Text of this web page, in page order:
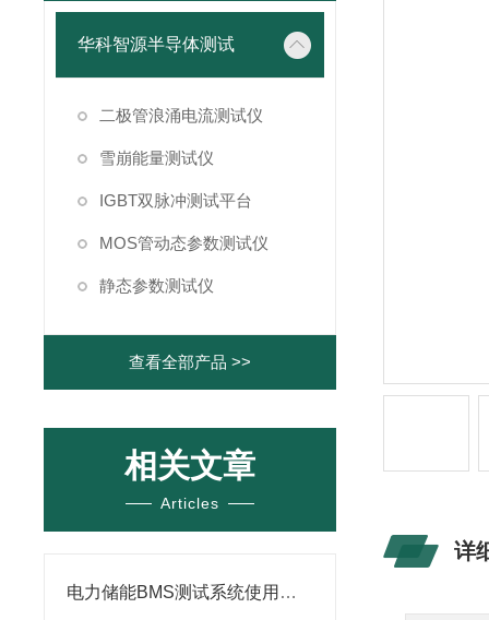
华科智源半导体测试
二极管浪涌电流测试仪
雪崩能量测试仪
IGBT双脉冲测试平台
MOS管动态参数测试仪
静态参数测试仪
查看全部产品 >>
相关文章
Articles
电力储能BMS测试系统使用前的测试运行：确保安全与稳定的关键步骤
详